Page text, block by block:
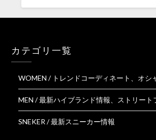
カテゴリ一覧
WOMEN / トレンドコーディネート、オシ
MEN / 最新ハイブランド情報、ストリート
SNEKER / 最新スニーカー情報